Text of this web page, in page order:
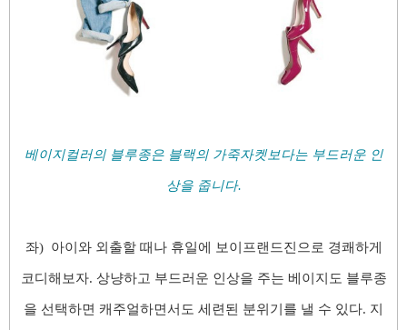
베이지컬러의 블루종은 블랙의 가죽자켓보다는 부드러운 인
상을 줍니다.
좌) 아이와 외출할 때나 휴일에 보이프랜드진으로 경쾌하게
코디해보자. 상냥하고 부드러운 인상을 주는 베이지도 블루종
을 선택하면 캐주얼하면서도 세련된 분위기를 낼 수 있다. 지